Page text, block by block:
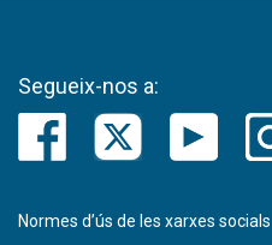
Segueix-nos a:
Normes d’ús de les xarxes socials